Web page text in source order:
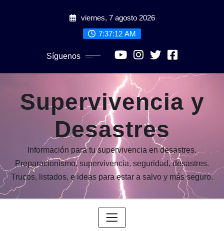
viernes, 7 agosto 2026
7:37:14 AM
Síguenos
Supervivencia y
Desastres
Información para tu supervivencia en desastres.
Preparacionismo, supervivencia, seguridad, desastres.
Trucos, listados, e ideas para estar a salvo y más seguro.